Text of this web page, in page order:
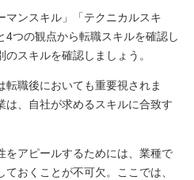
マンスキル」「テクニカルスキ
4つの観点から転職スキルを確認し
スキルを確認しましょう。
転職後においても重要視されま
は、自社が求めるスキルに合致す
をアピールするためには、業種で
おくことが不可欠。ここでは、